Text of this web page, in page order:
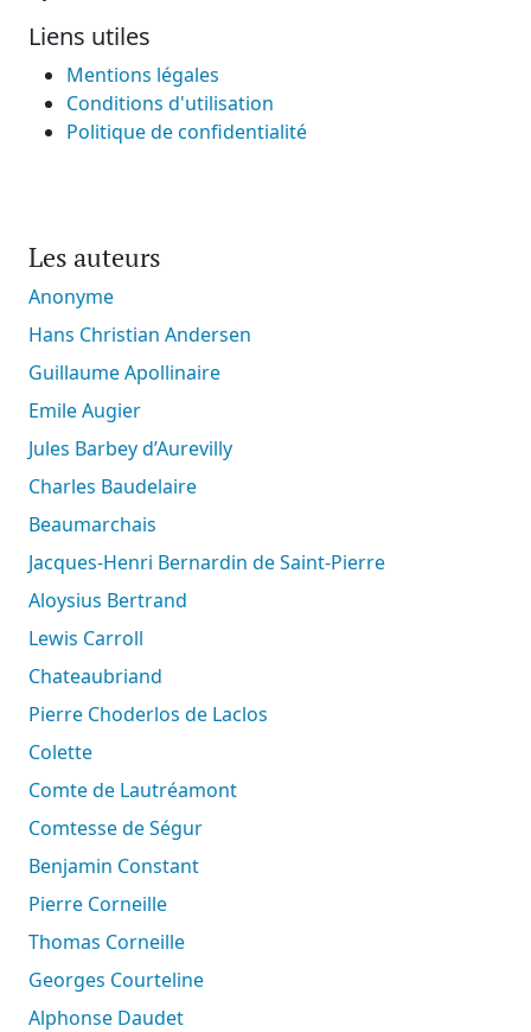
Liens utiles
Mentions légales
Conditions d'utilisation
Politique de confidentialité
Les auteurs
Anonyme
Hans Christian Andersen
Guillaume Apollinaire
Emile Augier
Jules Barbey d’Aurevilly
Charles Baudelaire
Beaumarchais
Jacques-Henri Bernardin de Saint-Pierre
Aloysius Bertrand
Lewis Carroll
Chateaubriand
Pierre Choderlos de Laclos
Colette
Comte de Lautréamont
Comtesse de Ségur
Benjamin Constant
Pierre Corneille
Thomas Corneille
Georges Courteline
Alphonse Daudet